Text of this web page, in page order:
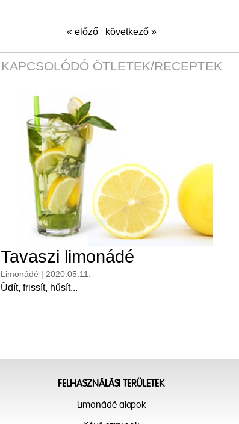
« előző következő »
KAPCSOLÓDÓ ÖTLETEK/RECEPTEK
Tavaszi limonádé
Limonádé | 2020.05.11.
Üdít, frissít, hűsít...
FELHASZNÁLÁSI TERÜLETEK
Limonádé alapok